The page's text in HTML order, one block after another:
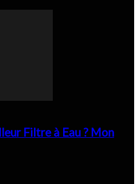
Filtre à Eau ? Mon